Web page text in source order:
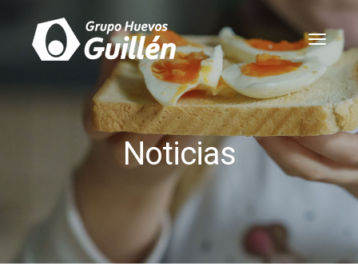
toggle
Noticias